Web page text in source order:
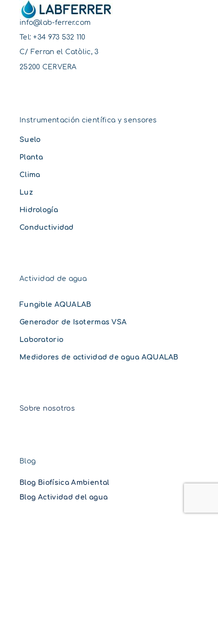
info@lab-ferrer.com
Tel:+34 973 532 110
C/ Ferran el Catòlic, 3
25200 CERVERA
Instrumentación científica y sensores
Suelo
Planta
Clima
Luz
Hidrología
Conductividad
Actividad de agua
Fungible AQUALAB
Generador de Isotermas VSA
Laboratorio
Medidores de actividad de agua AQUALAB
Sobre nosotros
Blog
Blog Biofísica Ambiental
Blog Actividad del agua